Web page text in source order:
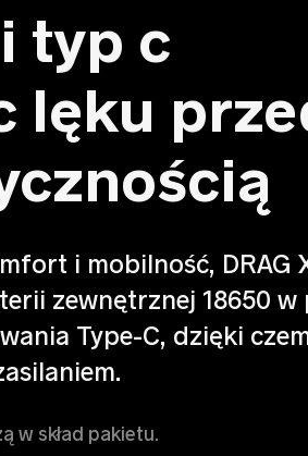
typ c
lęku
i mobilność, DRAG
zewnętrznej 18650 w
Type-C, dzięki
w skład pakietu.